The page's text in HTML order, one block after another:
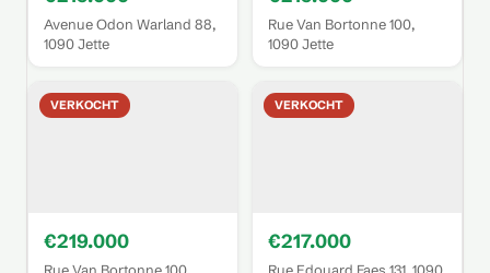
Avenue Odon Warland 88,
1090 Jette
Rue Van Bortonne 100,
1090 Jette
VERKOCHT
€219.000
VERKOCHT
€217.000